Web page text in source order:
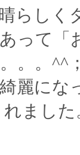
らしく
って「
。。^^
麗にな
まし